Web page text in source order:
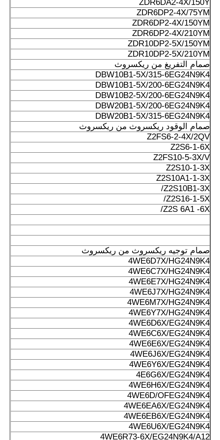
ZDR6DA2-4X/150Y
ZDR6DP2-4X/75YM
ZDR6DP2-4X/150YM
ZDR6DP2-4X/210YM
ZDR10DP2-5X/150YM
ZDR10DP2-5X/210YM
صمام التفريغ من ريكسروث
DBW10B1-5X/315-6EG24N9K4
DBW10B1-5X/200-6EG24N9K4
DBW10B2-5X/200-6EG24N9K4
DBW20B1-5X/200-6EG24N9K4
DBW20B1-5X/315-6EG24N9K4
صمام الوقود ريكسروث من ريكسروث
Z2FS6-2-4X/2QV
Z2S6-1-6X
Z2FS10-5-3X/V
Z2S10-1-3X
Z2S10A1-1-3X
Z2S10B1-3X/
Z2S16-1-5X/
Z2S 6A1 -6X/
صمام توجيه ريكسروث من ريكسروث
4WE6D7X/HG24N9K4
4WE6C7X/HG24N9K4
4WE6E7X/HG24N9K4
4WE6J7X/HG24N9K4
4WE6M7X/HG24N9K4
4WE6Y7X/HG24N9K4
4WE6D6X/EG24N9K4
4WE6C6X/EG24N9K4
4WE6E6X/EG24N9K4
4WE6J6X/EG24N9K4
4WE6Y6X/EG24N9K4
4E6G6X/EG24N9K4
4WE6H6X/EG24N9K4
4WE6D/OFEG24N9K4
4WE6EA6X/EG24N9K4
4WE6EB6X/EG24N9K4
4WE6U6X/EG24N9K4
4WE6R73-6X/EG24N9K4/A12